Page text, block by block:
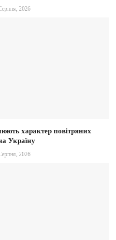
2026
характер повітряних
Україну
2026